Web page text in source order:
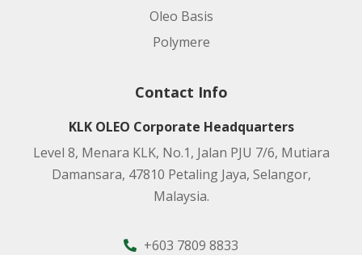
Oleo Basis
Polymere
Contact Info
KLK OLEO Corporate Headquarters
Level 8, Menara KLK, No.1, Jalan PJU 7/6, Mutiara
Damansara, 47810 Petaling Jaya, Selangor,
Malaysia.
+603 7809 8833